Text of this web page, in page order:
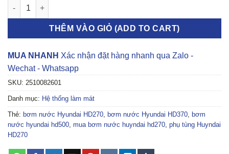
BƠM NƯỚC HYUNDAI HD270 số lượng
THÊM VÀO GIỎ (ADD TO CART)
MUA NHANH Xác nhận đặt hàng nhanh qua Zalo -
Wechat - Whatsapp
SKU: 2510082601
Danh mục: Hệ thống làm mát
Thẻ: bơm nước Hyundai HD270 bơm nước Hyundai HD370 bơm
nước hyundai hd500 mua bơm nước huyndai hd270 phụ tùng Huyndai
HD270